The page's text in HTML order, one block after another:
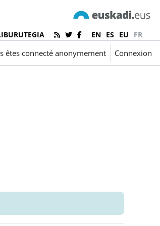
EN ES EU
FR
êtes connecté anonymement Connexion